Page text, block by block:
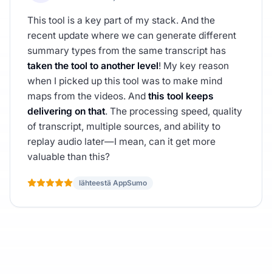
This tool is a key part of my stack. And the
recent update where we can generate different
summary types from the same transcript has
taken the tool to another level! My key reason
when I picked up this tool was to make mind
maps from the videos. And this tool keeps
delivering on that. The processing speed, quality
of transcript, multiple sources, and ability to
replay audio later—I mean, can it get more
valuable than this?
lähteestä AppSumo